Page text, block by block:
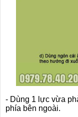
- Dùng 1 lực vừa
phía bên ngoài.